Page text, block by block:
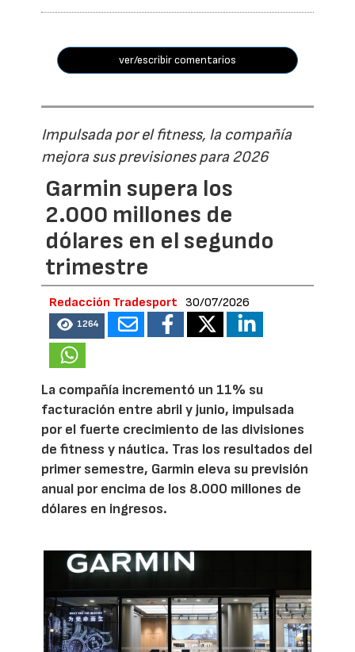
ver/escribir comentarios
Impulsada por el fitness, la compañía
mejora sus previsiones para 2026
Garmin supera los
2.000 millones de
dólares en el segundo
trimestre
Redacción Tradesport 30/07/2026
1264
La compañía incrementó un 11% su
facturación entre abril y junio, impulsada
por el fuerte crecimiento de las divisiones
de fitness y náutica. Tras los resultados del
primer semestre, Garmin eleva su previsión
anual por encima de los 8.000 millones de
dólares en ingresos.